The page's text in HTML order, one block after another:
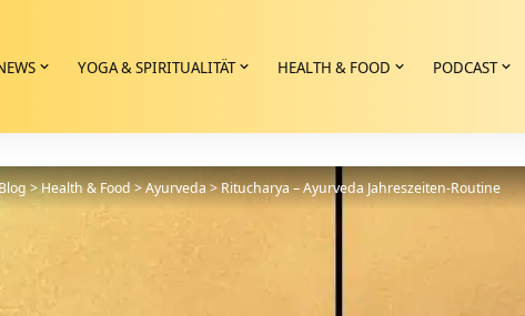
YOGA & SPIRITUALITÄT HEALTH & FOOD PODCAST
>Health & Food>Ayurveda>Ritucharya – Ayurveda Jahreszeiten-Routine